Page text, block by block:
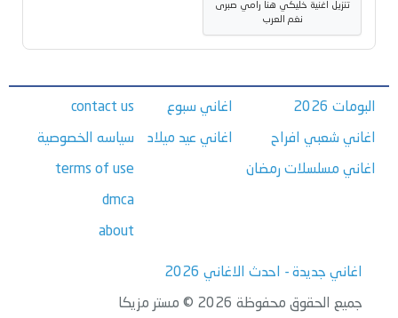
تنزيل اغنية خليكي هنا رامي صبرى
نغم العرب
البومات 2026
اغاني شعبي افراح
اغاني مسلسلات رمضان
اغاني سبوع
اغاني عيد ميلاد
contact us
سياسه الخصوصية
terms of use
dmca
about
اغاني جديدة - احدث الاغاني 2026
جميع الحقوق محفوظة 2026 © مستر مزيكا